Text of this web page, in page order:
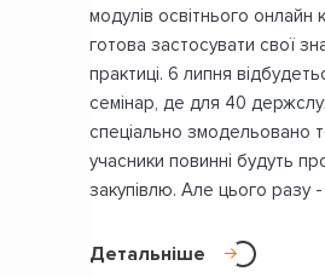
модулів освітнього онлайн
готова застосувати свої
практиці. 6 липня
семінар, де для 40
спеціально змодельовано
учасники повинні будуть
закупівлю. Але цього разу -
Детальніше